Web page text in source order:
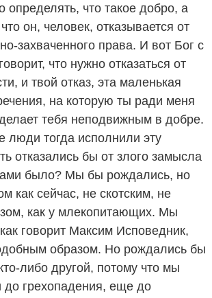
определять, что такое добро, а
он, человек, отказывается от
захваченного права. И вот Бог с
что нужно отказаться от
и твой отказ, эта маленькая
на которую ты ради меня
тебя неподвижным в добре.
люди тогда исполнили эту
отказались бы от злого замысла
было? Мы бы рождались, но
как сейчас, не скотским, не
как у млекопитающих. Мы
говорит Максим Исповедник,
образом. Но рождались бы
либо другой, потому что мы
грехопадения, еще до